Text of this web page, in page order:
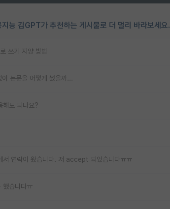
능 김GPT가 추천하는 게시물로 더 멀리 바라보세요.
쓰기 지양 방법
논문을 어떻게 썼을까...
해도 되나요?
서 연락이 왔습니다. 저 accept 되었습니다ㅠㅠ
했습니다ㅠ